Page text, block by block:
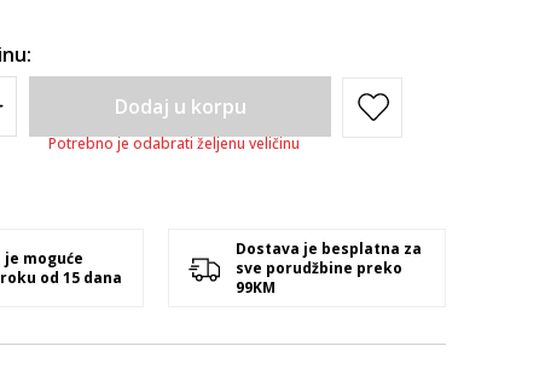
Dodaj u korpu
Potrebno je odabrati željenu veličinu
je moguće
od 15 dana
Dostava je besplatna za
sve porudžbine preko
99KM